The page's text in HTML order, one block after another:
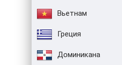
Вьетнам
Греция
Доминикана